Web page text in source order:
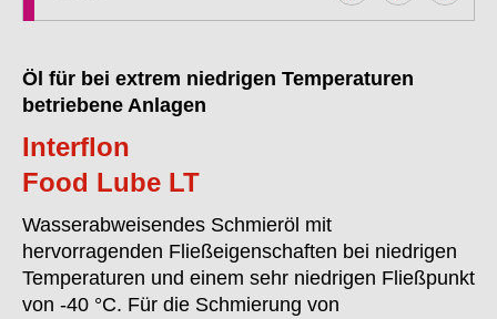
Öl für bei extrem niedrigen Temperaturen
betriebene Anlagen
Interflon
Food Lube LT
Wasserabweisendes Schmieröl mit
hervorragenden Fließeigenschaften bei niedrigen
Temperaturen und einem sehr niedrigen Fließpunkt
von -40 °C. Für die Schmierung von